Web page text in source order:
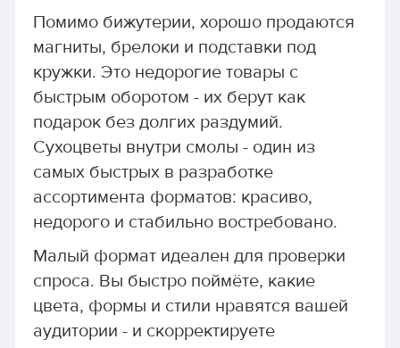
Помимо бижутерии, хорошо продаются
магниты, брелоки и подставки под
кружки. Это недорогие товары с
быстрым оборотом - их берут как
подарок без долгих раздумий.
Сухоцветы внутри смолы - один из
самых быстрых в разработке
ассортимента форматов: красиво,
недорого и стабильно востребовано.
Малый формат идеален для проверки
спроса. Вы быстро поймёте, какие
цвета, формы и стили нравятся вашей
аудитории - и скорректируете